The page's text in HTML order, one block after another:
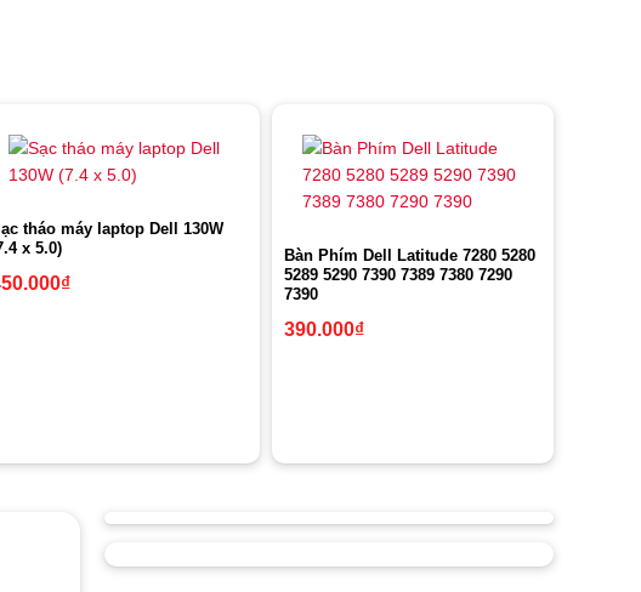
tháo máy laptop Dell 130W
x 5.0)
₫
Bàn Phím Dell Latitude 7280 5280
5289 5290 7390 7389 7380 7290
7390
390.000₫